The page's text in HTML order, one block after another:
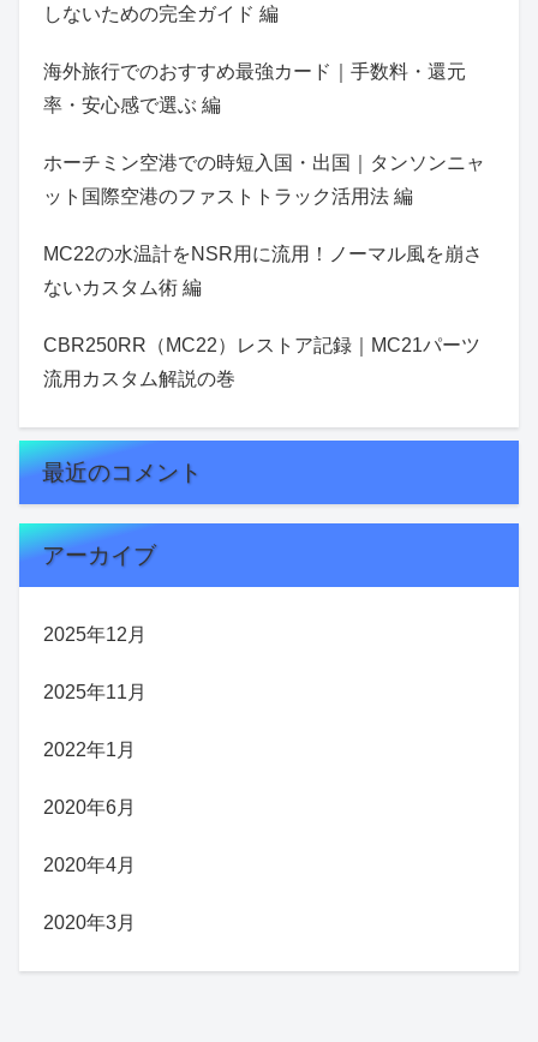
しないための完全ガイド 編
海外旅行でのおすすめ最強カード｜手数料・還元
率・安心感で選ぶ 編
ホーチミン空港での時短入国・出国｜タンソンニャ
ット国際空港のファストトラック活用法 編
MC22の水温計をNSR用に流用！ノーマル風を崩さ
ないカスタム術 編
CBR250RR（MC22）レストア記録｜MC21パーツ
流用カスタム解説の巻
最近のコメント
アーカイブ
2025年12月
2025年11月
2022年1月
2020年6月
2020年4月
2020年3月